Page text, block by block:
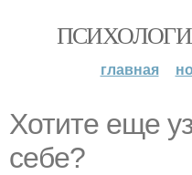
главная
Хотите еще
себе?